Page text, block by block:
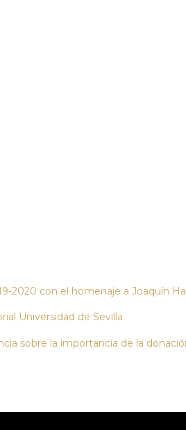
2020 con el homenaje a Joaquín
Universidad de Sevilla
sobre la importancia de la